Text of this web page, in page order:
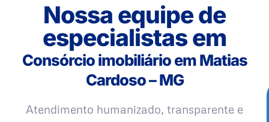
Nossa equipe de
especialistas em
Consórcio imobiliário em Matias
Cardoso – MG
Atendimento humanizado, transparente e